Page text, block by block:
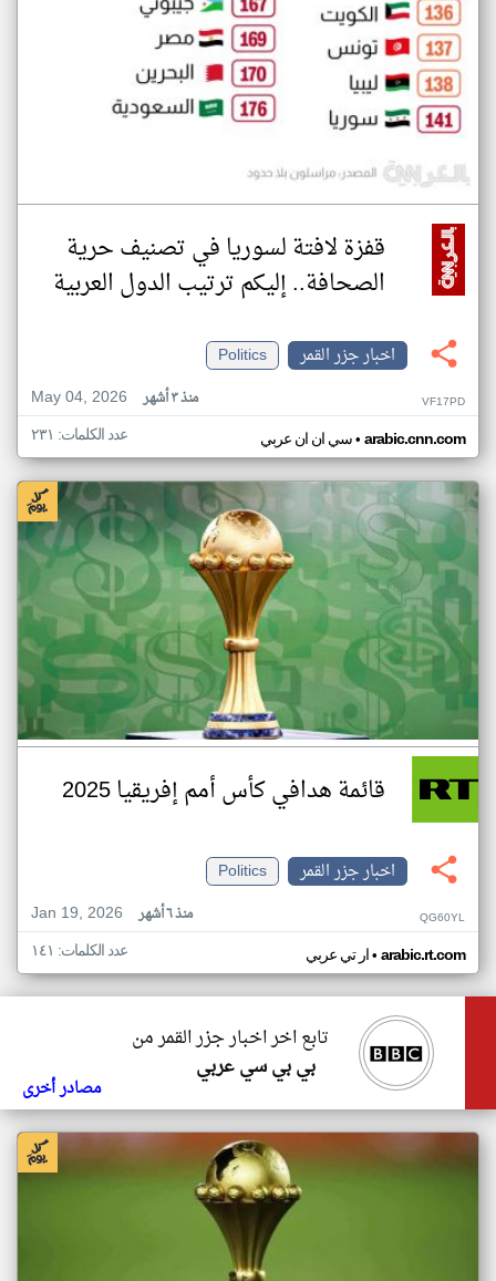
قفزة لافتة لسوريا في تصنيف حرية
الصحافة.. إليكم ترتيب الدول العربية
اخبار جزر القمر
Politics
May 04, 2026
منذ ٣ أشهر VF17PD
سي ان ان عربي• arabic.cnn.com عدد الكلمات: ٢٣١
قائمة هدافي كأس أمم إفريقيا 2025
اخبار جزر القمر
Politics
Jan 19, 2026
منذ ٦ أشهر QG60YL
ار تي عربي• arabic.rt.com عدد الكلمات: ١٤١
تابع اخر اخبار جزر القمر من
بي بي سي عربي
مصادر أخرى